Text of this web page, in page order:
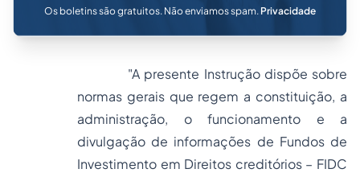
Os boletins são gratuitos. Não enviamos spam. Privacidade
"A presente Instrução dispõe sobre
normas gerais que regem a constituição, a
administração, o funcionamento e a
divulgação de informações de Fundos de
Investimento em Direitos creditórios – FIDC